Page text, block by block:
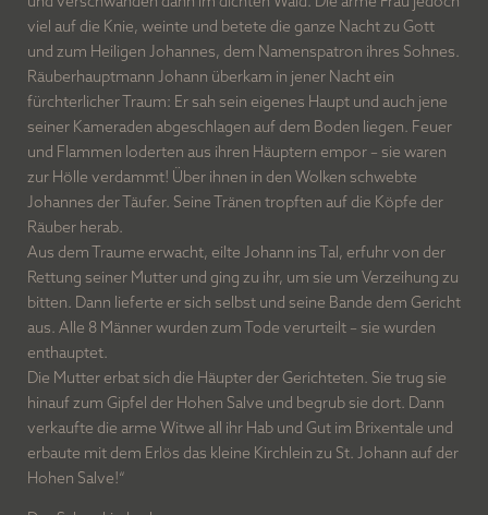
viel auf die Knie, weinte und betete die ganze Nacht zu Gott
und zum Heiligen Johannes, dem Namenspatron ihres Sohnes.
Räuberhauptmann Johann überkam in jener Nacht ein
fürchterlicher Traum: Er sah sein eigenes Haupt und auch jene
seiner Kameraden abgeschlagen auf dem Boden liegen. Feuer
und Flammen loderten aus ihren Häuptern empor – sie waren
zur Hölle verdammt! Über ihnen in den Wolken schwebte
Johannes der Täufer. Seine Tränen tropften auf die Köpfe der
Räuber herab.
Aus dem Traume erwacht, eilte Johann ins Tal, erfuhr von der
Rettung seiner Mutter und ging zu ihr, um sie um Verzeihung zu
bitten. Dann lieferte er sich selbst und seine Bande dem Gericht
aus. Alle 8 Männer wurden zum Tode verurteilt – sie wurden
enthauptet.
Die Mutter erbat sich die Häupter der Gerichteten. Sie trug sie
hinauf zum Gipfel der Hohen Salve und begrub sie dort. Dann
verkaufte die arme Witwe all ihr Hab und Gut im Brixentale und
erbaute mit dem Erlös das kleine Kirchlein zu St. Johann auf der
Hohen Salve!“